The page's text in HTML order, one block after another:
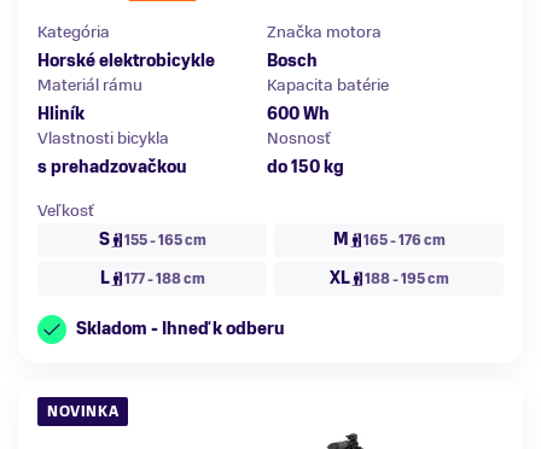
Kategória
Horské elektrobicykle
Značka motora
Bosch
Materiál rámu
Hliník
Kapacita batérie
600 Wh
Vlastnosti bicykla
s prehadzovačkou
Nosnosť
do 150 kg
Veľkosť
S
155 - 165 cm M 165 - 176 cm
L 177 - 188 cm XL 188 - 195 cm
Skladom - Ihneď k odberu
NOVINKA